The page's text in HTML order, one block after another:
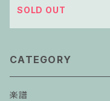
SOLD OUT
CATEGORY
楽譜